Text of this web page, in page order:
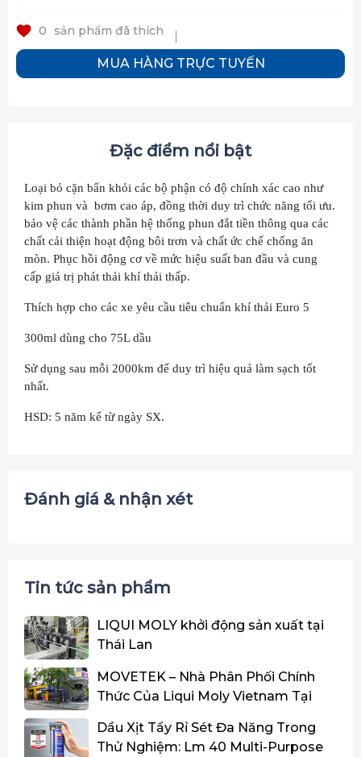
0 sản phẩm đã thích
MUA HÀNG TRỰC TUYẾN
Đặc điểm nổi bật
Loại bỏ cặn bẩn khỏi các bộ phận có độ chính xác cao như
kim phun và bơm cao áp, đồng thời duy trì chức năng tối ưu.
bảo vệ các thành phần hệ thống phun đắt tiền thông qua các
chất cải thiện hoạt động bôi trơn và chất ức chế chống ăn
mòn. Phục hồi động cơ về mức hiệu suất ban đầu và cung
cấp giá trị phát thải khí thải thấp.
Thích hợp cho các xe yêu cầu tiêu chuẩn khí thải Euro 5
300ml dùng cho 75L dầu
Sử dụng sau mỗi 2000km để duy trì hiệu quả làm sạch tốt
nhất.
HSD: 5 năm kể từ ngày SX.
Đánh giá & nhận xét
Tin tức sản phẩm
LIQUI MOLY khởi động sản xuất tại
Thái Lan
MOVETEK – Nhà Phân Phối Chính
Thức Của Liqui Moly Vietnam Tại
Dầu Xịt Tẩy Rỉ Sét Đa Năng Trong
Thử Nghiệm: Lm 40 Multi-Purpose